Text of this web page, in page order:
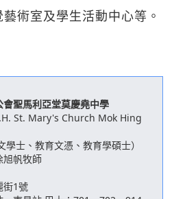
術室及學生活動中心等。
會聖馬利亞堂莫慶堯中學
St. Mary's Church Mok Hing
學士、教育文憑、教育學碩士）
旭帆牧師
街1號